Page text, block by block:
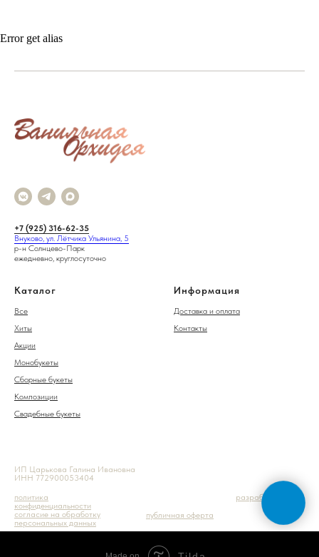
Error get alias
+7 (925) 316-62-35
Внуково, ул. Лётчика Ульянина, 5
р-н Солнцево-Парк
ежедневно, круглосуточно
Каталог
Все
Хиты
Акции
Монобукеты
Сборные букеты
Композиции
Свадебные букеты
Информация
Доставка и оплата
Контакты
политика
конфиденциальности
согласие на обработку
персональных данных
публичная оферта
разработка сайта
ИП Царькова Галина Ивановна
ИНН 772900053404